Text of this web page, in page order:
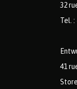
32
Tel. :
41